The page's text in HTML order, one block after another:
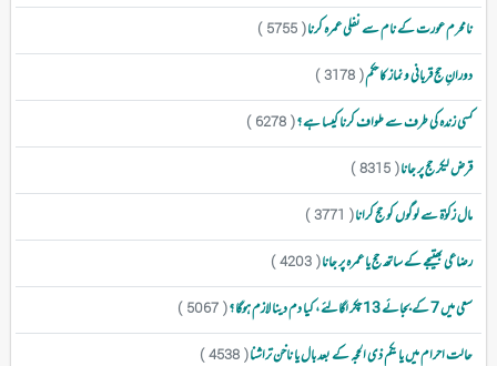
نامحرم عورت کے نام سے نفلی عمرہ کرنا( 5755 )
دورانِ حج قربانی و نماز کا حکم( 3178 )
کسی زندہ کی طرف سے طواف کرنا کیسا ہے ؟( 6278 )
قرض لیکر حج پر جانا( 8315 )
مال زکوٰۃ سے لوگوں کو حج کرانا( 3771 )
رضاعی بھتیجے کے ساتھ حج یا عمرہ پر جانا( 4203 )
سعی میں 7 کے بجائے 13 چکر لگالئے ، کیا دم دینا لازم ہوگا ؟ ( 5067 )
حالت احرام میں یا یکم ذی الحجہ کے بعد بال یا ناخن تراشنا( 4538 )